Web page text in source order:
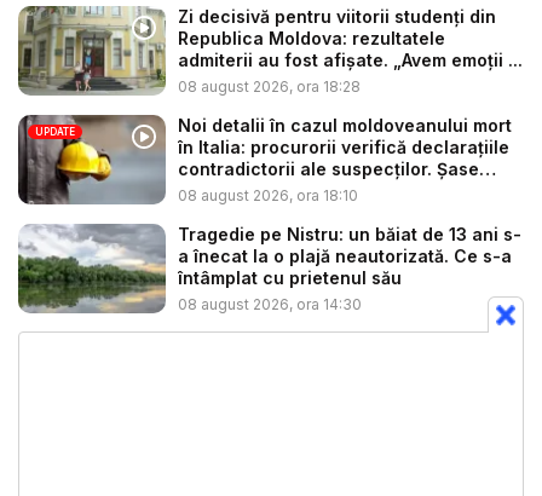
Zi decisivă pentru viitorii studenți din
Republica Moldova: rezultatele
admiterii au fost afișate. „Avem emoții ...
08 august 2026, ora 18:28
UPDATE
Noi detalii în cazul moldoveanului mort
în Italia: procurorii verifică declarațiile
contradictorii ale suspecților. Șase
per...
08 august 2026, ora 18:10
Tragedie pe Nistru: un băiat de 13 ani s-
a înecat la o plajă neautorizată. Ce s-a
întâmplat cu prietenul său
08 august 2026, ora 14:30